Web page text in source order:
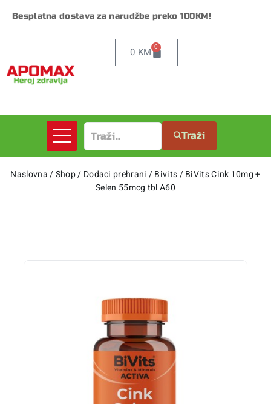
Besplatna dostava za narudžbe preko 100KM!
0 KM 0
Traži
Naslovna/Shop/ Dodaci prehrani /Bivits/BiVits Cink 10mg +
Selen 55mcg tbl A60